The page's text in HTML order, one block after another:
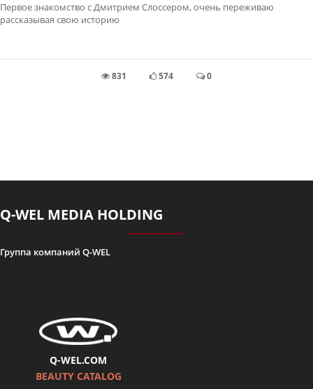
Первое знакомство с Дмитрием Слоссером, очень переживаю
рассказывая свою историю
831 574 0
Q-WEL MEDIA HOLDING
Группа компаний Q-WEL
Q-WEL.COM
BEAUTY CATALOG